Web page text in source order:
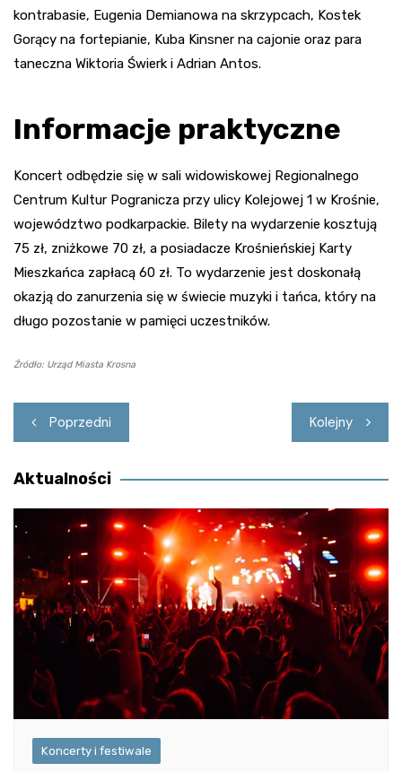
kontrabasie, Eugenia Demianowa na skrzypcach, Kostek
Gorący na fortepianie, Kuba Kinsner na cajonie oraz para
taneczna Wiktoria Świerk i Adrian Antos.
Informacje praktyczne
Koncert odbędzie się w sali widowiskowej Regionalnego
Centrum Kultur Pogranicza przy ulicy Kolejowej 1 w Krośnie,
województwo podkarpackie. Bilety na wydarzenie kosztują
75 zł, zniżkowe 70 zł, a posiadacze Krośnieńskiej Karty
Mieszkańca zapłacą 60 zł. To wydarzenie jest doskonałą
okazją do zanurzenia się w świecie muzyki i tańca, który na
długo pozostanie w pamięci uczestników.
Źródło: Urząd Miasta Krosna
Nawigacja
wpisu
Poprzedni Kolejny
Aktualności
Koncerty i festiwale